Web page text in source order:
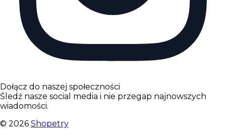
Dołącz do naszej społeczności
Śledź nasze social media i nie przegap najnowszych
wiadomości.
© 2026 Shopetry